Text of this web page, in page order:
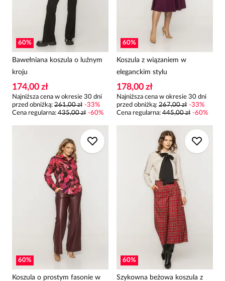
60%
Bawełniana koszula o luźnym
kroju
174,00 zł
Najniższa cena w okresie 30 dni
przed obniżką: 261,00 zł -33%
Cena regularna: 435,00 zł -60%
60%
Koszula z wiązaniem w
eleganckim stylu
178,00 zł
Najniższa cena w okresie 30 dni
przed obniżką: 267,00 zł -33%
Cena regularna: 445,00 zł -60%
60%
Koszula o prostym fasonie w
60%
Szykowna beżowa koszula z